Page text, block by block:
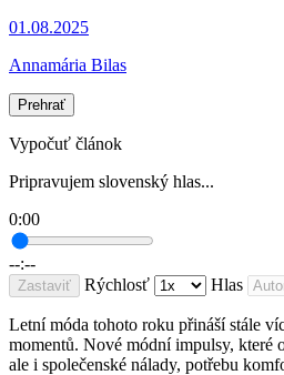
01.08.2025
Annamária Bilas
Prehrať
Vypočuť článok
Pripravujem slovenský hlas...
0:00
--:--
Zastaviť Rýchlosť Hlas
Letní móda tohoto roku přináší stále
momentů. Nové módní impulsy, které
ale i společenské nálady, potřebu